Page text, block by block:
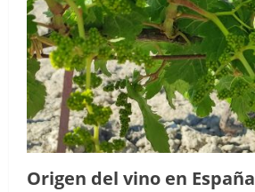
viñedos
Origen del vino en España